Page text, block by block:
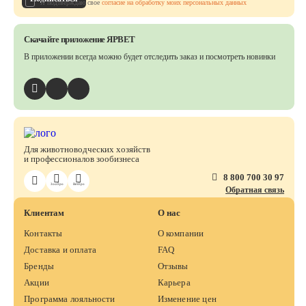
ЗооПро ВетПро
Для животноводческих хозяйств
и профессионалов зообизнеса
8 800 700 30 97
Обратная связь
Клиентам
Контакты
Доставка и оплата
Бренды
Акции
Программа лояльности
О нас
О компании
FAQ
Отзывы
Карьера
Изменение цен
Я подтверждаю свое согласие на обработку моих персональных данных
Скачайте приложение ЯРВЕТ
В приложении всегда можно будет отследить заказ и посмотреть новинки